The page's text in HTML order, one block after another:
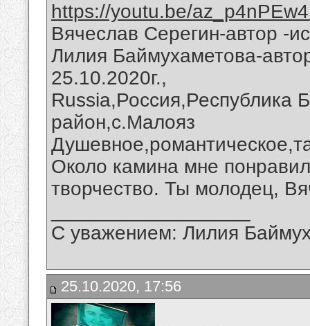
https://youtu.be/
Вячеслав Серегин-автор -
Лилия Баймухаметова-
25.10.2020г.,
Russia,Россия,Республика
район,с.Малояз
Около камина мне
творчество. Ты молодец,
С уважением: Лилия
25.10.2020, 17:56